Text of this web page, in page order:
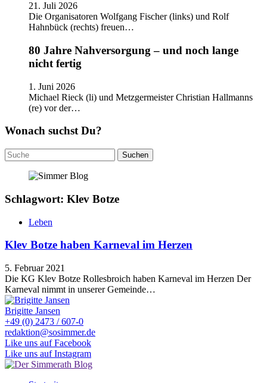
21. Juli 2026
Die Organisatoren Wolfgang Fischer (links) und Rolf
Hahnbück (rechts) freuen…
80 Jahre Nahversorgung – und noch lange
nicht fertig
1. Juni 2026
Michael Rieck (li) und Metzgermeister Christian Hallmanns
(re) vor der…
Wonach suchst Du?
Suchen
nach:
Schlagwort: Klev Botze
Leben
Klev Botze haben Karneval im Herzen
5. Februar 2021
Die KG Klev Botze Rollesbroich haben Karneval im Herzen Der
Karneval nimmt in unserer Gemeinde…
Brigitte Jansen
+49 (0) 2473 / 607-0
redaktion@sosimmer.de
Like uns auf Facebook
Like uns auf Instagram